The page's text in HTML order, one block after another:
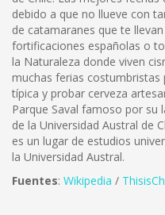
debido a que no llueve con
de catamaranes que te
fortificaciones españolas o
la Naturaleza donde viven
muchas ferias
típica y probar cerveza
Parque Saval famoso por su
de la Universidad Austral de
es un lugar de estudios
la Universidad Austral.
Fuentes: Wikipedia /